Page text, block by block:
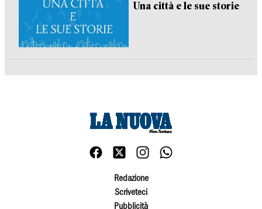
Una città e le sue storie
Redazione
Scriveteci
Pubblicità